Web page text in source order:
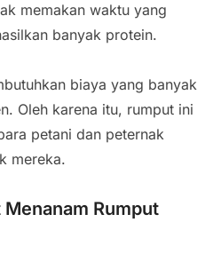
memakan waktu yang
banyak protein.
biaya yang banyak
Oleh karena itu, rumput ini
petani dan peternak
mereka.
Menanam Rumput